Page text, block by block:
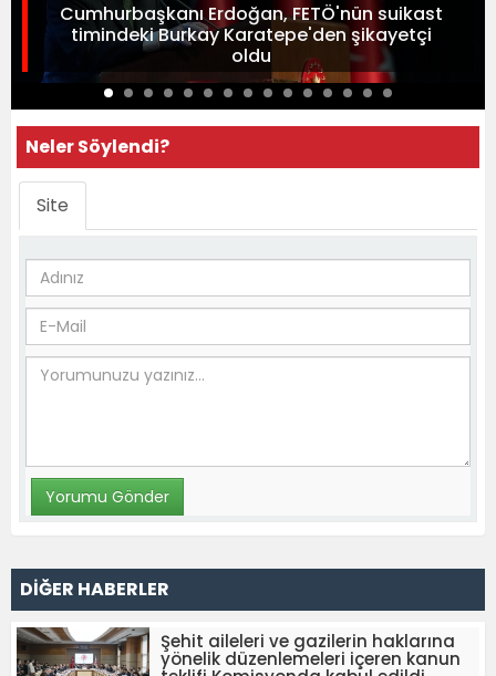
Cumhurbaşkanı Erdoğan, FETÖ'nün suikast
timindeki Burkay Karatepe'den şikayetçi
oldu
Neler Söylendi?
Site
DİĞER HABERLER
Şehit aileleri ve gazilerin haklarına
yönelik düzenlemeleri içeren kanun